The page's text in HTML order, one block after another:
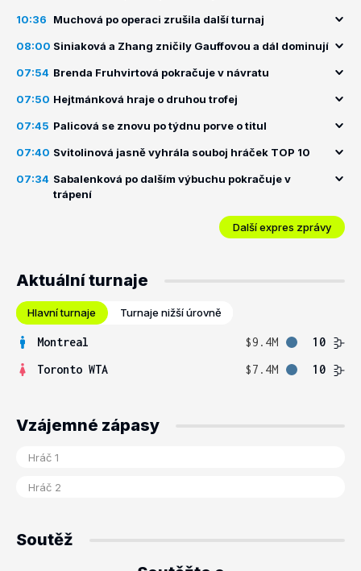
10:36 Muchová po operaci zrušila další turnaj
08:00 Siniaková a Zhang zničily Gauffovou a dál dominují
07:54 Brenda Fruhvirtová pokračuje v návratu
07:50 Hejtmánková hraje o druhou trofej
07:45 Palicová se znovu po týdnu porve o titul
07:40 Svitolinová jasně vyhrála souboj hráček TOP 10
07:34 Sabalenková po dalším výbuchu pokračuje v
trápení
Další expres zprávy
Aktuální turnaje
Hlavní turnaje Turnaje nižší úrovně
Montreal $9.4M
10
Toronto WTA
$7.4M 10
Vzájemné zápasy
Soutěž